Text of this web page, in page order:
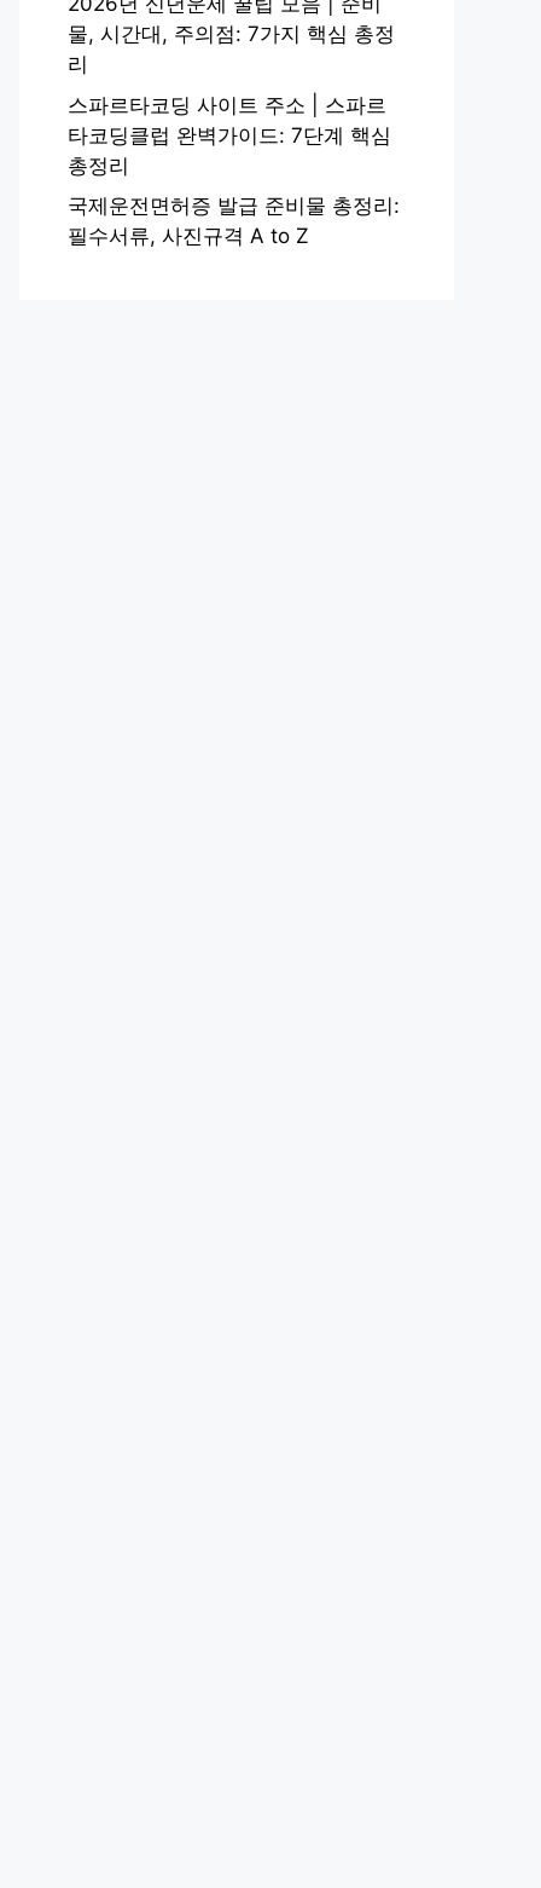
물, 시간대, 주의점: 7가지 핵심 총정
리
스파르타코딩 사이트 주소 | 스파르
타코딩클럽 완벽가이드: 7단계 핵심
총정리
국제운전면허증 발급 준비물 총정리:
필수서류, 사진규격 A to Z